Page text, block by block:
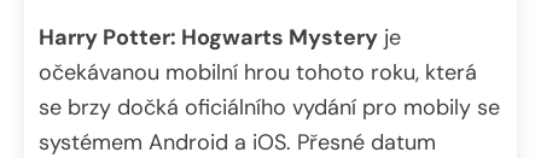
Harry Potter: Hogwarts Mystery je
očekávanou mobilní hrou tohoto roku, která
se brzy dočká oficiálního vydání pro mobily se
systémem Android a iOS. Přesné datum